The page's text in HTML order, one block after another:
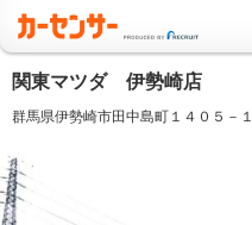
関東マツダ 伊勢崎店
群馬県伊勢崎市田中島町１４０５－１